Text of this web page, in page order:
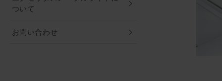
ついて
お問い合わせ